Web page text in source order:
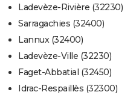
Ladevèze-Rivière (32230)
Sarragachies (32400)
Lannux (32400)
Ladevèze-Ville (32230)
Faget-Abbatial (32450)
Idrac-Respaillès (32300)